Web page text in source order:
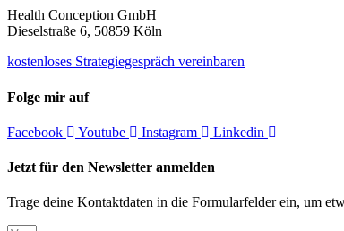
Health Conception GmbH
Dieselstraße 6, 50859 Köln
kostenloses Strategiegespräch vereinbaren
Folge mir auf
Facebook Youtube Instagram Linkedin
Jetzt für den Newsletter anmelden
Trage deine Kontaktdaten in die Formularfelder ein, um